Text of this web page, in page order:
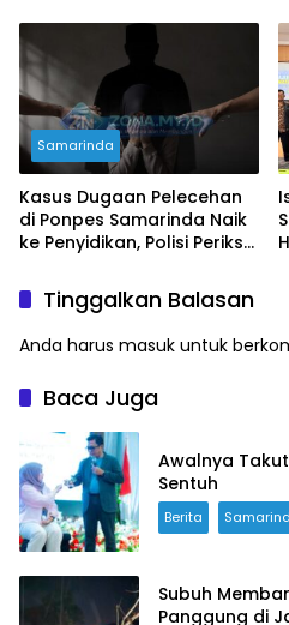
Tanda Kekerasan
Samarinda
Kasus Dugaan Pelecehan
di Ponpes Samarinda Naik
ke Penyidikan, Polisi Periksa
Tinggalkan Balasan
Anda harus masuk untuk
Baca Juga
Awalnya
Sentuh
Berita
Subuh
Panggung di